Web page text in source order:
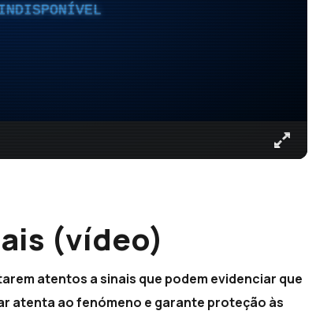
(vídeo)
atentos a sinais que podem evidenciar que
atenta ao fenómeno e garante proteção às